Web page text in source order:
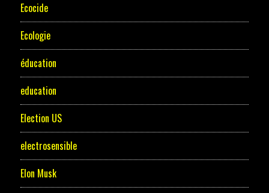
Ecocide
Ecologie
éducation
education
Election US
electrosensible
Elon Musk